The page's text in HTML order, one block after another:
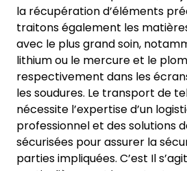
la récupération d’éléments
traitons également les
avec le plus grand soin,
lithium ou le mercure et le
respectivement dans les
les soudures. Le transport de
nécessite l’expertise d’un
professionnel et des solutions
sécurisées pour assurer la
parties impliquées. C’est Il